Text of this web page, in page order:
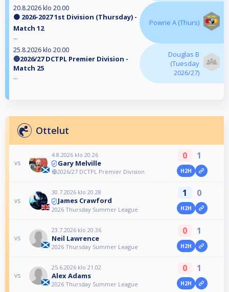
20.8.2026 klo 20.00
🟠 2026-2027 1st Division (Thursday) -
Match 12
...
Powrie A (Thurs)
25.8.2026 klo 20.00
🔵2026/27 DCTPL Premier Division -
Match 25
...
Douglas B
(Tuesday
2026/27)
Ottelut
vs
4.8.2026 klo 20.26
Gary Melville
🔵2026/27 DCTPL Premier Division
0 1
H2H
vs
30.7.2026 klo 20.28
James Crawford
2026 Thursday Summer League
1 0
H2H
vs
23.7.2026 klo 20.36
Neil Lawrence
2026 Thursday Summer League
0 1
H2H
vs
25.6.2026 klo 21.02
Alex Adams
2026 Thursday Summer League
0 1
H2H